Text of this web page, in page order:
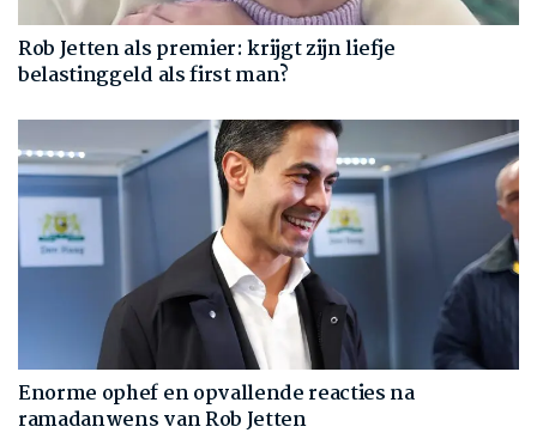
Rob Jetten als premier: krijgt zijn liefje
belastinggeld als first man?
Enorme ophef en opvallende reacties na
ramadanwens van Rob Jetten